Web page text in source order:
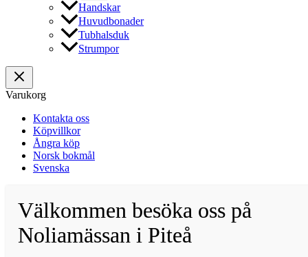
Handskar
Huvudbonader
Tubhalsduk
Strumpor
Varukorg
Kontakta oss
Köpvillkor
Ångra köp
Norsk bokmål
Svenska
Välkommen besöka oss på
Noliamässan i Piteå